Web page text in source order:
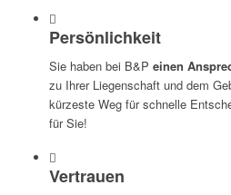
Persönlichkeit
Sie haben bei B&P einen
zu Ihrer Liegenschaft und dem
kürzeste Weg für schnelle
für Sie!
Vertrauen